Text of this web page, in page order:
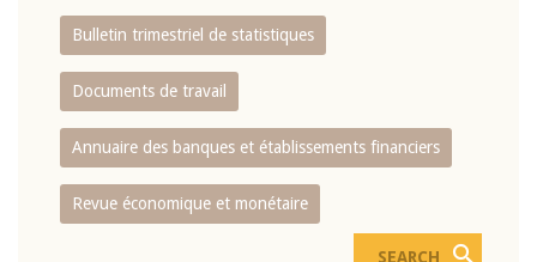
Bulletin trimestriel de statistiques
Documents de travail
Annuaire des banques et établissements financiers
Revue économique et monétaire